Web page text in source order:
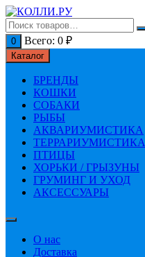
Перейти
к
содержимому
0 Всего: 0 ₽
Каталог
БРЕНДЫ
КОШКИ
СОБАКИ
РЫБЫ
АКВАРИУМИСТИКА
ТЕРРАРИУМИСТИКА
ПТИЦЫ
ХОРЬКИ / ГРЫЗУНЫ
ГРУМИНГ И УХОД
АКСЕССУАРЫ
О нас
Доставка